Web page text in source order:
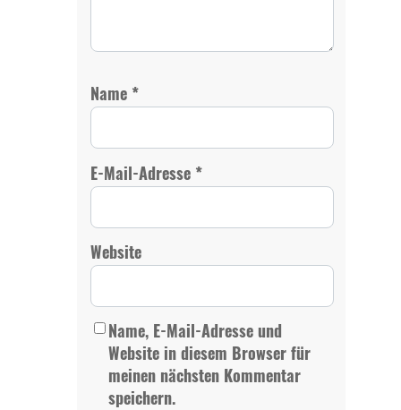
Name *
E-Mail-Adresse *
Website
Name, E-Mail-Adresse und
Website in diesem Browser für
meinen nächsten Kommentar
speichern.